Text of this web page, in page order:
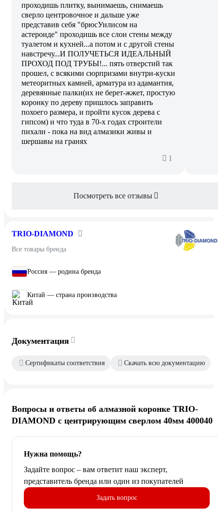
проходишь плитку, вынимаешь, снимаешь
сверло центровочное и дальше уже
представив себя "брюсУилисом на
астероиде" проходишь все слои стены между
туалетом и кухней...а потом и с другой стены
навстречу...И ПОЛУЧЕТЬСЯ ИДЕАЛЬНЫЙ
ПРОХОД ПОД ТРУБЫ!... пять отверстий так
прошел, с всякими сюрпризами внутри-куски
метеоритных камней, арматура из адамантия,
деревянные палки(их не берет-жжет, простую
коронку по дереву пришлось заправить
похоего размера, и пройти кусок дерева с
гипсом) и что туда в 70-х годах строители
пихали - пока на вид алмазики живы и
шершавы на гранях
1
Посмотреть все отзывы
TRIO-DIAMOND
Все товары бренда
Россия — родина бренда
Китай — страна производства
Документация
Сертификаты соответствия Скачать всю документацию
Вопросы и ответы об алмазной коронке TRIO-
DIAMOND с центрирующим сверлом 40мм 400040
Нужна помощь?
Задайте вопрос – вам ответит наш эксперт,
представитель бренда или один из покупателей
Задать вопрос